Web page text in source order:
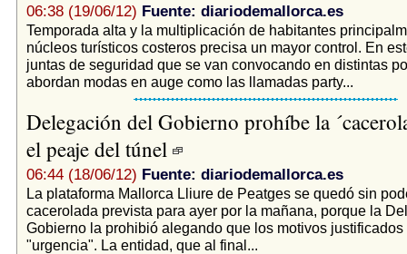
06:38 (19/06/12) Fuente: diariodemallorca.es
Temporada alta y la multiplicación de habitantes
núcleos turísticos costeros precisa un mayor control. En
juntas de seguridad que se van convocando en distintas
abordan modas en auge como las llamadas party...
Delegación del Gobierno prohíbe la
el peaje del túnel
06:44 (18/06/12) Fuente: diariodemallorca.es
La plataforma Mallorca Lliure de Peatges se quedó sin
cacerolada prevista para ayer por la mañana, porque la
Gobierno la prohibió alegando que los motivos justificados
"urgencia". La entidad, que al final...